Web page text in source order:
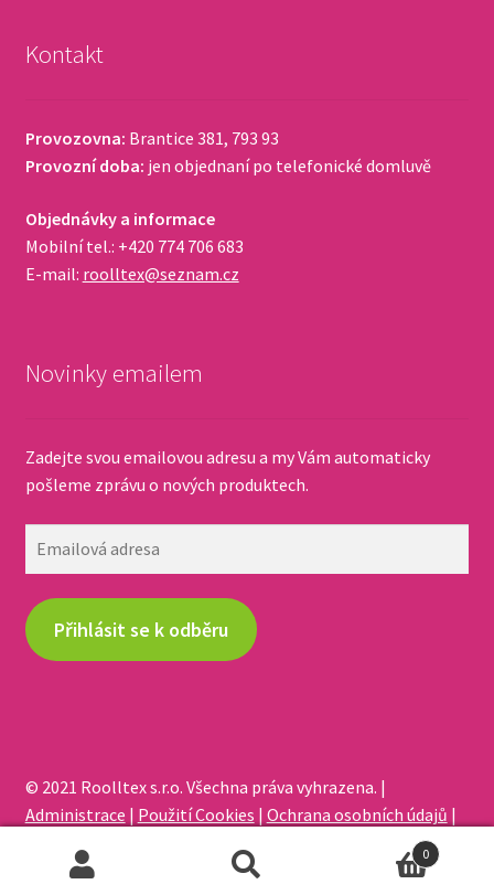
Kontakt
Provozovna: Brantice 381, 793 93
Provozní doba: jen objednaní po telefonické domluvě
Objednávky a informace
Mobilní tel.: +420 774 706 683
E-mail: roolltex@seznam.cz
Novinky emailem
Zadejte svou emailovou adresu a my Vám automaticky
pošleme zprávu o nových produktech.
Přihlásit se k odběru
© 2021 Roolltex s.r.o. Všechna práva vyhrazena. |
Administrace | Použití Cookies | Ochrana osobních údajů |
0